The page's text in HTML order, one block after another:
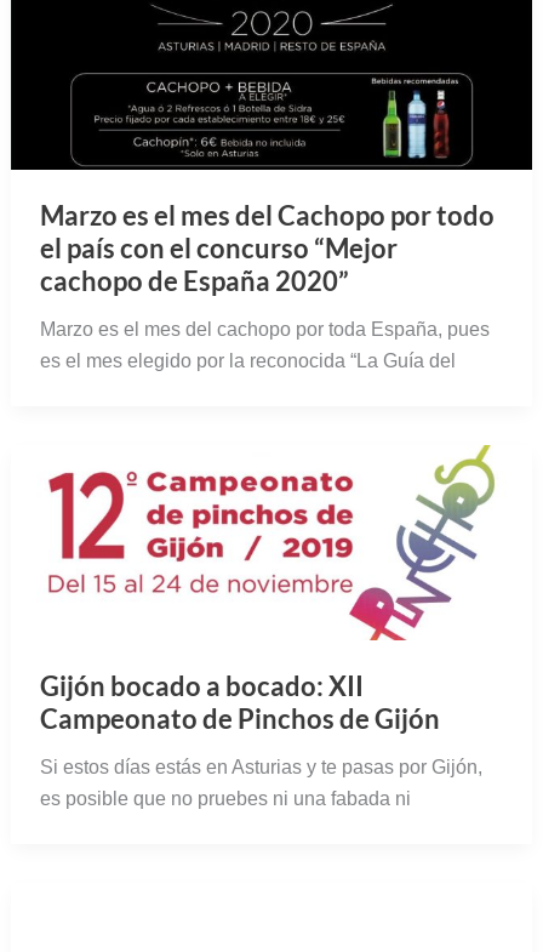
Marzo es el mes del Cachopo por todo
el país con el concurso “Mejor
cachopo de España 2020”
Marzo es el mes del cachopo por toda España, pues
es el mes elegido por la reconocida “La Guía del
Gijón bocado a bocado: XII
Campeonato de Pinchos de Gijón
Si estos días estás en Asturias y te pasas por Gijón,
es posible que no pruebes ni una fabada ni